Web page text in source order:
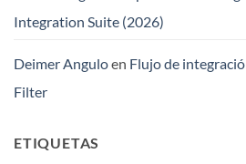
Integration Suite (2026)
Deimer Anguloen Flujo de
Filter
ETIQUETAS